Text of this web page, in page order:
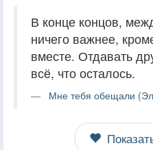
В конце концов,
ничего важнее,
вместе. Отдавать
всё, что осталось.
Мне тебя обещали